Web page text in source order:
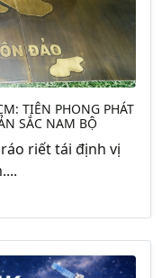
TIÊN PHONG PHÁT
SẮC NAM BỘ
riết tái định vị